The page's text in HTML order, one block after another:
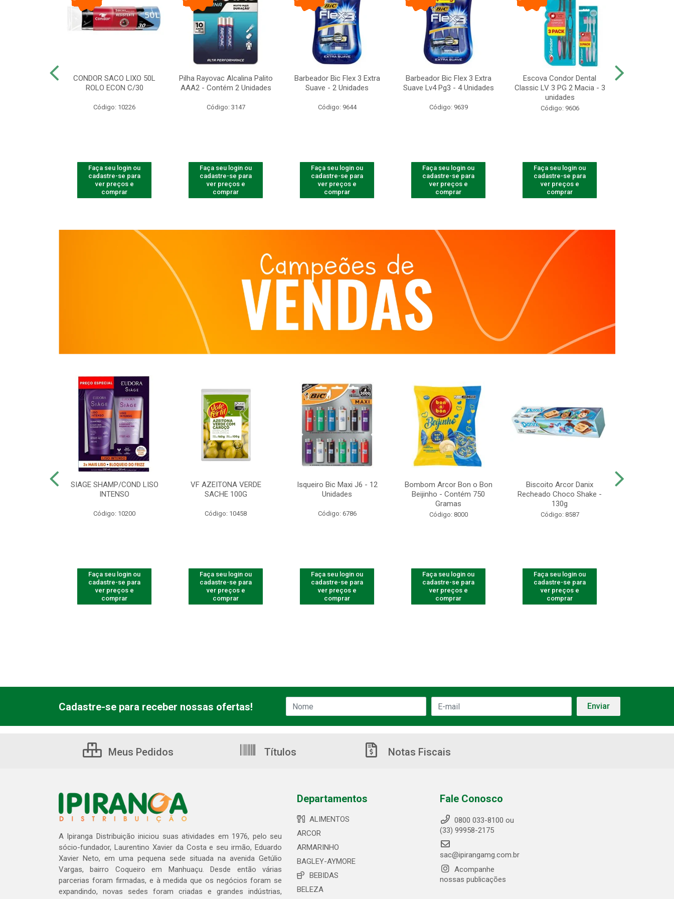
CONDOR SACO LIXO 50L
ROLO ECON C/30
Código: 10226
Faça seu login ou
cadastre-se para
ver preços e
comprar
Pilha Rayovac Alcalina Palito
AAA2 - Contém 2 Unidades
Código: 3147
Faça seu login ou
cadastre-se para
ver preços e
comprar
Barbeador Bic Flex 3 Extra
Suave - 2 Unidades
Código: 9644
Faça seu login ou
cadastre-se para
ver preços e
comprar
Barbeador Bic Flex 3 Extra
Suave Lv4 Pg3 - 4 Unidades
Código: 9639
Faça seu login ou
cadastre-se para
ver preços e
comprar
Escova Condor Dental
Classic LV 3 PG 2 Macia - 3
unidades
Código: 9606
Faça seu login ou
cadastre-se para
ver preços e
comprar
SIAGE SHAMP/COND LISO
INTENSO
Código: 10200
Faça seu login ou
cadastre-se para
ver preços e
comprar
VF AZEITONA VERDE
SACHE 100G
Código: 10458
Faça seu login ou
cadastre-se para
ver preços e
comprar
Isqueiro Bic Maxi J6 - 12
Unidades
Código: 6786
Faça seu login ou
cadastre-se para
ver preços e
comprar
Bombom Arcor Bon o Bon
Beijinho - Contém 750
Gramas
Código: 8000
Faça seu login ou
cadastre-se para
ver preços e
comprar
Biscoito Arcor Danix
Recheado Choco Shake -
130g
Código: 8587
Faça seu login ou
cadastre-se para
ver preços e
comprar
Cadastre-se para receber nossas ofertas!
Meus Pedidos Títulos Notas Fiscais
A Ipiranga Distribuição iniciou suas atividades em 1976, pelo seu
sócio-fundador, Laurentino Xavier da Costa e seu irmão, Eduardo
Xavier Neto, em uma pequena sede situada na avenida Getúlio
Vargas, bairro Coqueiro em Manhuaçu. Desde então várias
parcerias foram firmadas, e à medida que os negócios foram se
expandindo, novas sedes foram criadas e grandes indústrias,
Departamentos
ALIMENTOS
ARCOR
ARMARINHO
BAGLEY-AYMORE
BEBIDAS
BELEZA
Fale Conosco
0800 033-8100 ou
(33) 99958-2175
sac@ipirangamg.com.br
Acompanhe
nossas publicações